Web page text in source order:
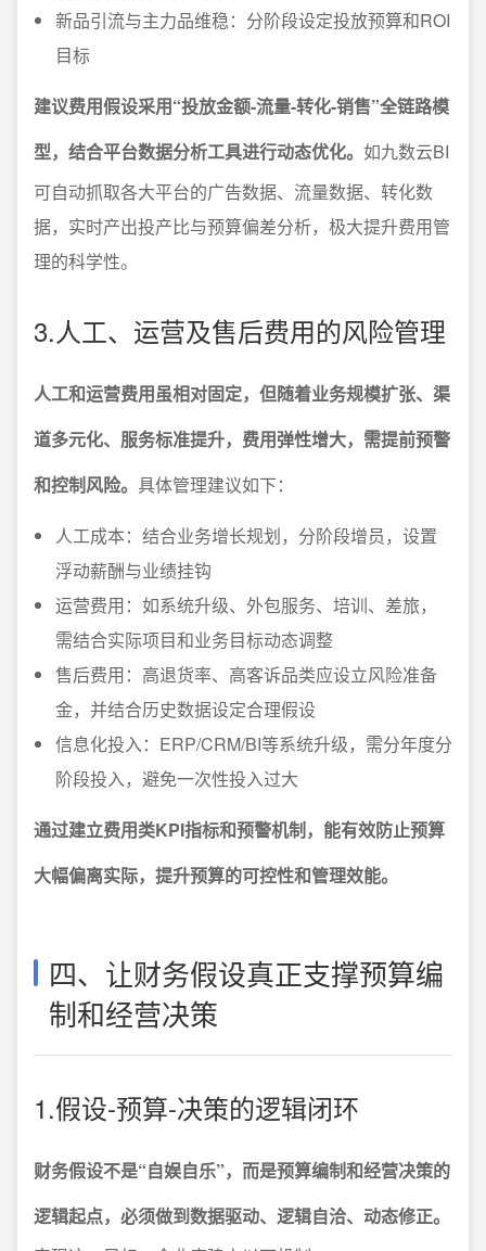
新品引流与主力品维稳：分阶段设定投放预算和ROI
目标
建议费用假设采用“投放金额-流量-转化-销售”全链路模
型，结合平台数据分析工具进行动态优化。 如九数云BI
可自动抓取各大平台的广告数据、流量数据、转化数
据，实时产出投产比与预算偏差分析，极大提升费用管
理的科学性。
3.人工、运营及售后费用的风险管理
人工和运营费用虽相对固定，但随着业务规模扩张、渠
道多元化、服务标准提升，费用弹性增大，需提前预警
和控制风险。 具体管理建议如下：
人工成本：结合业务增长规划，分阶段增员，设置
浮动薪酬与业绩挂钩
运营费用：如系统升级、外包服务、培训、差旅，
需结合实际项目和业务目标动态调整
售后费用：高退货率、高客诉品类应设立风险准备
金，并结合历史数据设定合理假设
信息化投入：ERP/CRM/BI等系统升级，需分年度分
阶段投入，避免一次性投入过大
通过建立费用类KPI指标和预警机制，能有效防止预算
大幅偏离实际，提升预算的可控性和管理效能。
四、让财务假设真正支撑预算编
制和经营决策
1.假设-预算-决策的逻辑闭环
财务假设不是“自娱自乐”，而是预算编制和经营决策的
逻辑起点，必须做到数据驱动、逻辑自洽、动态修正。